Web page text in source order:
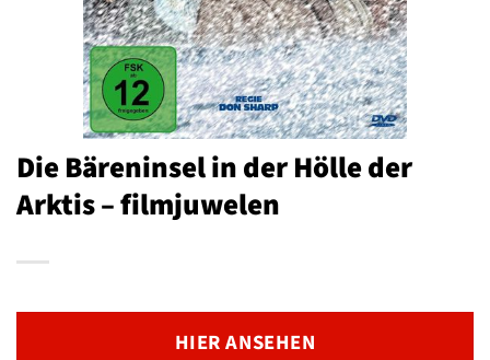
Die Bäreninsel in der Hölle der
Arktis – filmjuwelen
HIER ANSEHEN